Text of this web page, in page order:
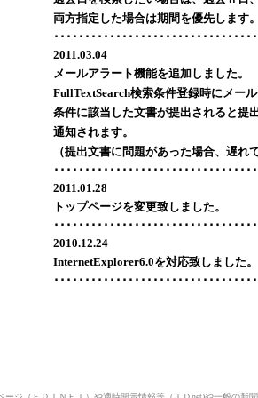
両方指定した場合は期間を優先します。
･･･････････････････････････････
2011.03.04
メールアラート機能を追加しました。
FullTextSearch検索条件登録時にメー
条件に該当した文書が提出されると提
通知されます。
（提出文書に問題があった場合、遅れ
･･･････････････････････････････
2011.01.28
トップページを変更致しました。
･･･････････････････････････････
2010.12.24
InternetExplorer6.0を対応致しました。
･･･････････････････････････････